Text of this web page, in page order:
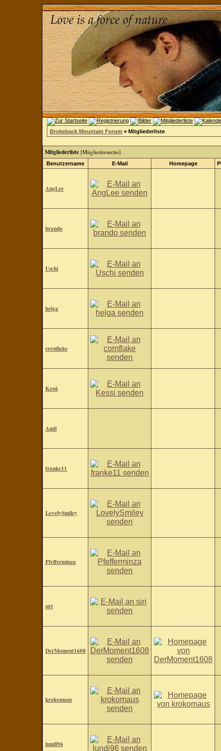
Brokeback Mountain Forum » Mitgliederliste
Mitgliederliste [Mitgliedersuche]
Benutzername E-Mail Homepage
AngLee
brando
Uschi
helga
cornflake
Kessi
Andi
franke11
LovelySmiley
Pfefferminza
siri
DerMoment1608
krokomaus
lundi96